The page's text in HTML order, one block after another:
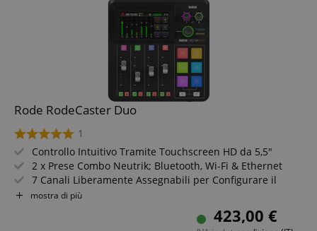
Rode RodeCaster Duo
1
Controllo Intuitivo Tramite Touchscreen HD da 5,5"
2 x Prese Combo Neutrik; Bluetooth, Wi-Fi & Ethernet
7 Canali Liberamente Assegnabili per Configurare il
Mixer a Piacimento
Registrazione Stereo & Multitraccia su microSD, Memoria
mostra di più
423,00 €